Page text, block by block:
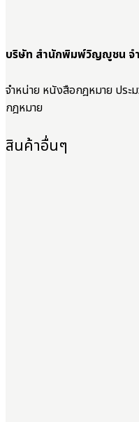
บริษัท สำนักพิมพ์วิญญูชน จ
จำหน่าย หนังสือกฎหมาย ประ
กฎหมาย
สินค้าอื่นๆ